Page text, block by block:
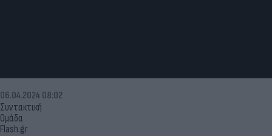
Συντακτική
Ομάδα
Flash.gr
06.04.2024 08:02